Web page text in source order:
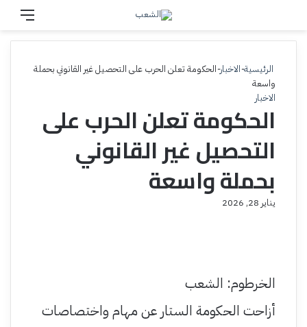
بحث عن
الرئيسية-الاخبار-الحكومة تعلن الحرب على التحصيل غير القانوني بحملة
واسعة
الاخبار
الحكومة تعلن الحرب على
التحصيل غير القانوني
بحملة واسعة
يناير 28, 2026
الخرطوم: الشعب
أزاحت الحكومة الستار عن مهام واختصاصات